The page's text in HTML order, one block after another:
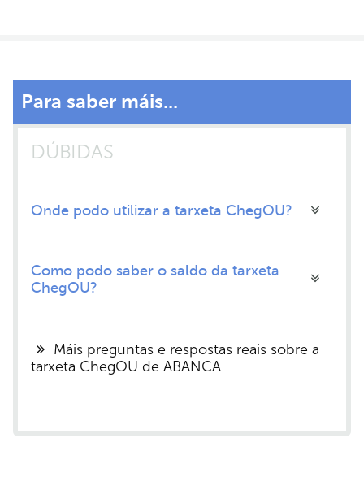
Para saber máis...
DÚBIDAS
Onde podo utilizar a tarxeta ChegOU?
Como podo saber o saldo da tarxeta
ChegOU?
Máis preguntas e respostas reais sobre a
tarxeta ChegOU de ABANCA